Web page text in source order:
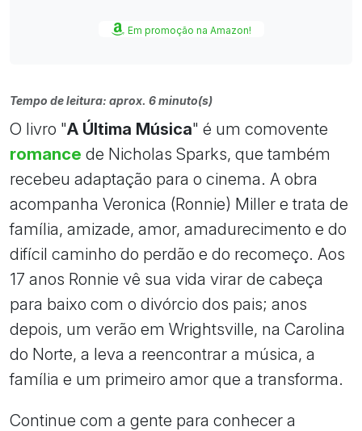
Em promoção na Amazon!
Tempo de leitura: aprox. 6 minuto(s)
O livro "A Última Música" é um comovente
romance de Nicholas Sparks, que também
recebeu adaptação para o cinema. A obra
acompanha Veronica (Ronnie) Miller e trata de
família, amizade, amor, amadurecimento e do
difícil caminho do perdão e do recomeço. Aos
17 anos Ronnie vê sua vida virar de cabeça
para baixo com o divórcio dos pais; anos
depois, um verão em Wrightsville, na Carolina
do Norte, a leva a reencontrar a música, a
família e um primeiro amor que a transforma.
Continue com a gente para conhecer a